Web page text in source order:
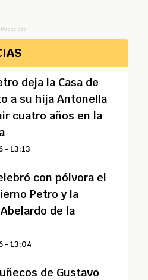
Publicidad
deja la Casa de
a su hija Antonella
cuatro años en la
- 13:13
con pólvora el
Petro y la
de la
- 13:04
de Gustavo